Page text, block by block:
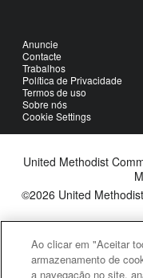
Anuncie
Contacte
Trabalhos
Política de Privacidade
Termos de uso
Sobre nós
Cookie Settings
United Methodist
©2026 United
Ao clicar em "Aceitar
armazenamento de
a navegação no site,